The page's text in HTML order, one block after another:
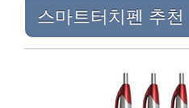
스마트터치펜 추천